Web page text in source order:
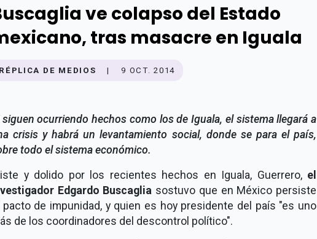
ve colapso del Estado
tras masacre en Iguala
RÉPLICA DE MEDIOS | 9 OCT. 2014
siguen ocurriendo hechos como los de Iguala, el sistema llegará a
crisis y habrá un levantamiento social, donde se para el país,
todo el sistema económico.
y dolido por los recientes hechos en Iguala, Guerrero,el
Edgardo Buscaglia sostuvo que en México persiste
pacto de impunidad, y quien es hoy presidente del país "es uno
de los coordinadores del descontrol político".